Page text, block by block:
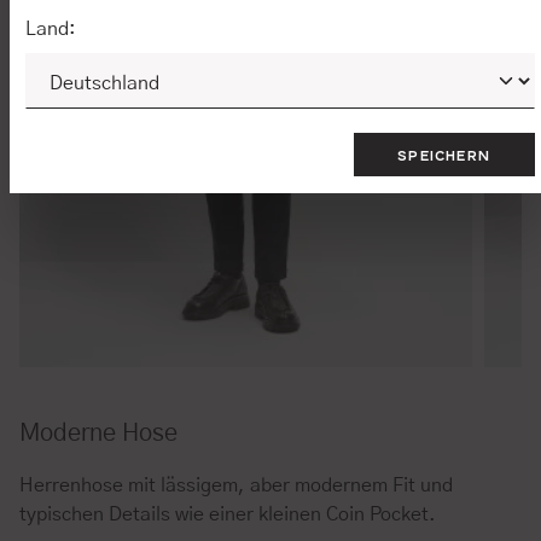
Moderne Hose
Herrenhose mit lässigem, aber modernem Fit und
typischen Details wie einer kleinen Coin Pocket.
Land:
SPEICHERN